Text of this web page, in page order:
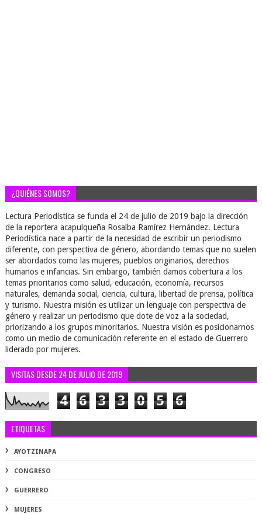
¿QUIÉNES SOMOS?
Lectura Periodística se funda el 24 de julio de 2019 bajo la dirección
de la reportera acapulqueña Rosalba Ramírez Hernández. Lectura
Periodística nace a partir de la necesidad de escribir un periodismo
diferente, con perspectiva de género, abordando temas que no suelen
ser abordados como las mujeres, pueblos originarios, derechos
humanos e infancias. Sin embargo, también damos cobertura a los
temas prioritarios como salud, educación, economía, recursos
naturales, demanda social, ciencia, cultura, libertad de prensa, política
y turismo. Nuestra misión es utilizar un lenguaje con perspectiva de
género y realizar un periodismo que dote de voz a la sociedad,
priorizando a los grupos minoritarios. Nuestra visión es posicionarnos
como un medio de comunicación referente en el estado de Guerrero
liderado por mujeres.
VISITAS DESDE 24 DE JULIO DE 2019
4 6 3 3 0 5 6
ETIQUETAS
AYOTZINAPA
CONGRESO
GUERRERO
MUJERES